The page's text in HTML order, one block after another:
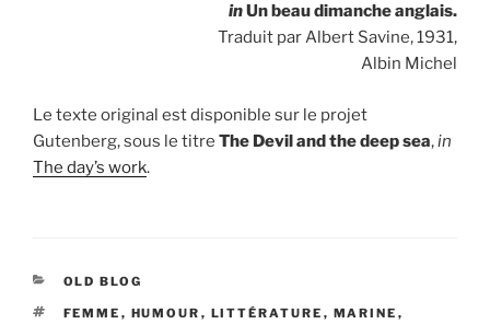
inUn beau dimanche anglais.
Traduit par Albert Savine, 1931,
Albin Michel
Le texte original est disponible sur le projet
Gutenberg, sous le titre The Devil and the deep sea,in
The day’s work.
CATEGORIES
OLD BLOG
TAGS
FEMME , HUMOUR , LITTÉRATURE , MARINE ,